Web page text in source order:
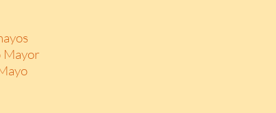
Mayor